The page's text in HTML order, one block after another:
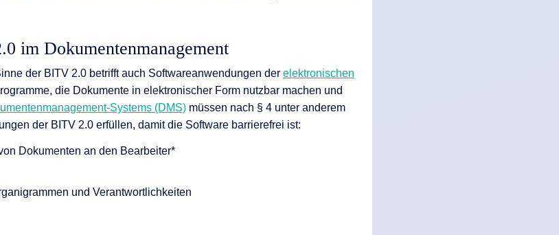
im Dokumentenmanagement
der BITV 2.0 betrifft auch Softwareanwendungen der elektronischen
die Dokumente in elektronischer Form nutzbar machen und
Systems (DMS) müssen nach § 4 unter anderem
der BITV 2.0 erfüllen, damit die Software barrierefrei ist:
Dokumenten an den Bearbeiter*
und Verantwortlichkeiten